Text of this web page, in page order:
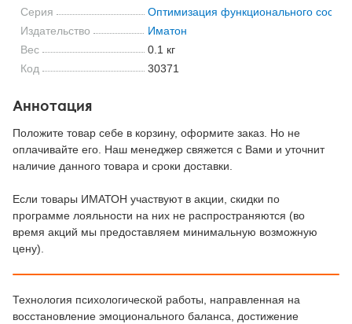
Серия
Оптимизация функционального
Издательство
Иматон
Вес
0.1 кг
Код
30371
Аннотация
Положите товар себе в корзину, оформите заказ. Но не
оплачивайте его. Наш менеджер свяжется с Вами и уточнит
наличие данного товара и сроки доставки.
Если товары ИМАТОН участвуют в акции, скидки по
программе лояльности на них не распространяются (во
время акций мы предоставляем минимальную возможную
цену).
Технология психологической работы, направленная на
восстановление эмоционального баланса, достижение